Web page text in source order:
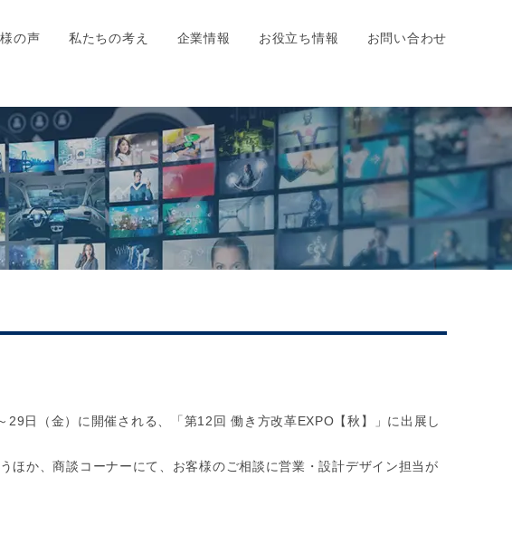
の声 私たちの考え 企業情報 お役立ち情報 お問い合わせ
日（金）に開催される、「第12回 働き方改革EXPO【秋】」に出展し
ほか、商談コーナーにて、お客様のご相談に営業・設計デザイン担当が